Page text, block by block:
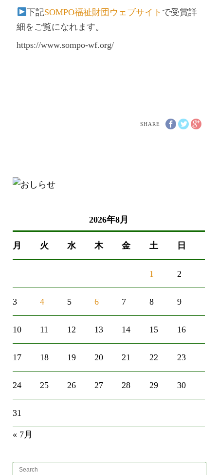
下記SOMPO福祉財団ウェブサイト で受賞詳
細をご覧になれます。
https://www.sompo-wf.org/
SHARE
2026年8月
月 火 水 木 金 土 日
1 2
3 4 5 6 7 8 9
10 11 12 13 14 15 16
17 18 19 20 21 22 23
24 25 26 27 28 29 30
31
« 7月